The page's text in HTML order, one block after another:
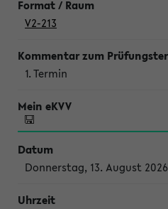
V2-213
1. Termin
Donnerstag, 13. August 2026